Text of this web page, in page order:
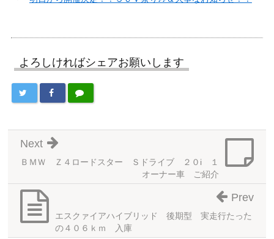
よろしければシェアお願いします
ＢＭＷ Ｚ４ロードスター Ｓドライブ ２０i １
オーナー車 ご紹介
Next
エスクァイアハイブリッド 後期型 実走行たった
の４０６ｋｍ 入庫
Prev